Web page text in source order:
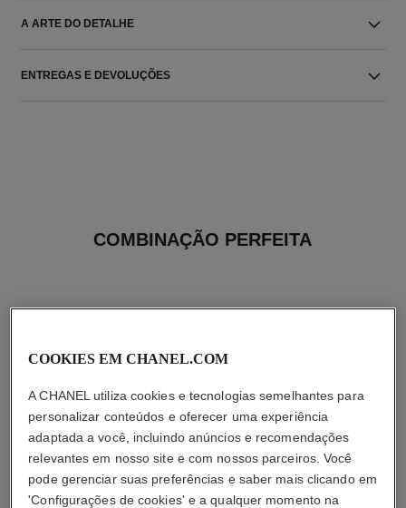
A ARTE DO DETALHE
ENTREGAS E DEVOLUÇÕES
COMBINAÇÃO PERFEITA
COOKIES EM CHANEL.COM
A CHANEL utiliza cookies e tecnologias semelhantes para
personalizar conteúdos e oferecer uma experiência
adaptada a você, incluindo anúncios e recomendações
relevantes em nosso site e com nossos parceiros. Você
pode gerenciar suas preferências e saber mais clicando em
'Configurações de cookies' e a qualquer momento na